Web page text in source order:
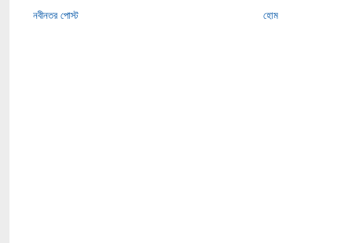
নবীনতর পোস্ট হোম